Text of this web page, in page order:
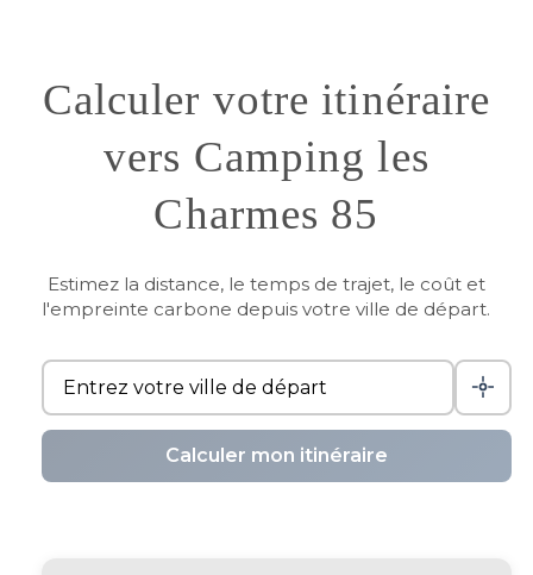
Calculer votre itinéraire
vers Camping les
Charmes 85
Estimez la distance, le temps de trajet, le coût et
l'empreinte carbone depuis votre ville de départ.
Calculer mon itinéraire